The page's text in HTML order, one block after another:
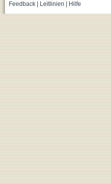
Feedback| Leitlinien Hilfe